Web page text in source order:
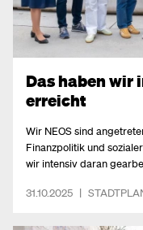
Das haben wir
erreicht
Wir NEOS sind
Finanzpolitik und
wir intensiv daran
31.10.2025 |